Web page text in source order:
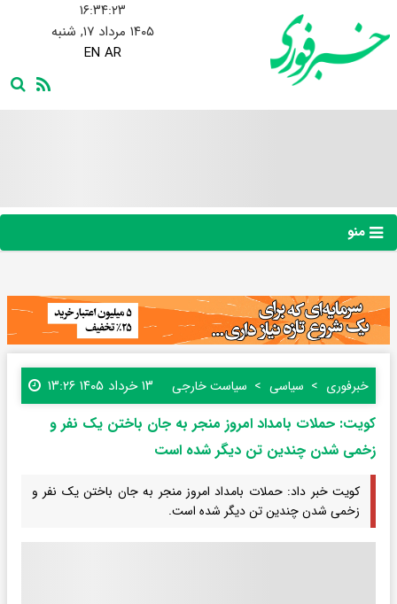
۱۶:۳۴:۲۴
۱۴۰۵ مرداد ۱۷, شنبه
EN AR
منو
خبرفوری سیاسی سیاست خارجی ۱۳ خرداد ۱۴۰۵ ۱۳:۲۶
کویت: حملات بامداد امروز منجر به جان باختن یک نفر و
زخمی شدن چندین تن دیگر شده است
کویت خبر داد: حملات بامداد امروز منجر به جان باختن یک نفر و
زخمی شدن چندین تن دیگر شده است.